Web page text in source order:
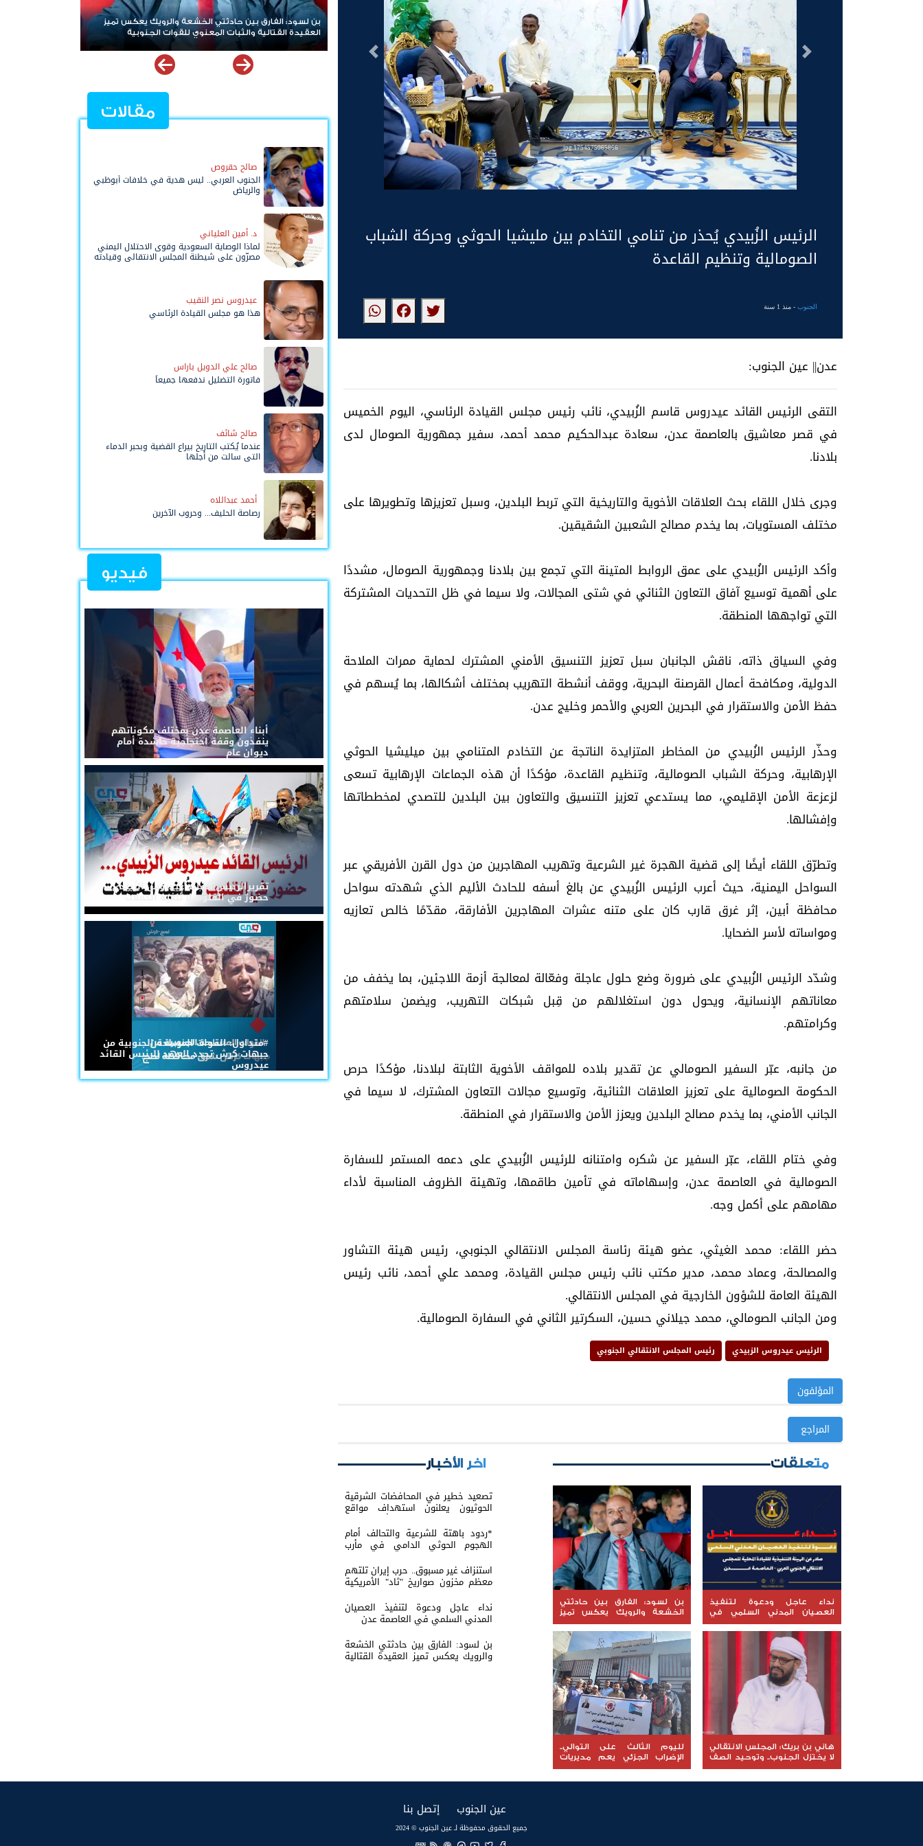
1754575065866.jpg
التالى السابق
الرئيس الزُبيدي يُحذر من تنامي التخادم بين مليشيا الحوثي وحركة الشباب
الصومالية وتنظيم القاعدة
الجنوب- منذ 1 سنة
عدن|| عين الجنوب:
التقى الرئيس القائد عيدروس قاسم الزُبيدي، نائب رئيس مجلس القيادة الرئاسي، اليوم الخميس
في قصر معاشيق بالعاصمة عدن، سعادة عبدالحكيم محمد أحمد، سفير جمهورية الصومال لدى
بلادنا.
وجرى خلال اللقاء بحث العلاقات الأخوية والتاريخية التي تربط البلدين، وسبل تعزيزها وتطويرها على
مختلف المستويات، بما يخدم مصالح الشعبين الشقيقين.
وأكد الرئيس الزُبيدي على عمق الروابط المتينة التي تجمع بين بلادنا وجمهورية الصومال، مشددًا
على أهمية توسيع آفاق التعاون الثنائي في شتى المجالات، ولا سيما في ظل التحديات المشتركة
التي تواجهها المنطقة.
وفي السياق ذاته، ناقش الجانبان سبل تعزيز التنسيق الأمني المشترك لحماية ممرات الملاحة
الدولية، ومكافحة أعمال القرصنة البحرية، ووقف أنشطة التهريب بمختلف أشكالها، بما يُسهم في
حفظ الأمن والاستقرار في البحرين العربي والأحمر وخليج عدن.
وحذّر الرئيس الزُبيدي من المخاطر المتزايدة الناتجة عن التخادم المتنامي بين ميليشيا الحوثي
الإرهابية، وحركة الشباب الصومالية، وتنظيم القاعدة، مؤكدًا أن هذه الجماعات الإرهابية تسعى
لزعزعة الأمن الإقليمي، مما يستدعي تعزيز التنسيق والتعاون بين البلدين للتصدي لمخططاتها
وإفشالها.
وتطرّق اللقاء أيضًا إلى قضية الهجرة غير الشرعية وتهريب المهاجرين من دول القرن الأفريقي عبر
السواحل اليمنية، حيث أعرب الرئيس الزُبيدي عن بالغ أسفه للحادث الأليم الذي شهدته سواحل
محافظة أبين، إثر غرق قارب كان على متنه عشرات المهاجرين الأفارقة، مقدّمًا خالص تعازيه
ومواساته لأسر الضحايا.
وشدّد الرئيس الزُبيدي على ضرورة وضع حلول عاجلة وفعّالة لمعالجة أزمة اللاجئين، بما يخفف من
معاناتهم الإنسانية، ويحول دون استغلالهم من قِبل شبكات التهريب، ويضمن سلامتهم
وكرامتهم.
من جانبه، عبّر السفير الصومالي عن تقدير بلاده للمواقف الأخوية الثابتة لبلادنا، مؤكدًا حرص
الحكومة الصومالية على تعزيز العلاقات الثنائية، وتوسيع مجالات التعاون المشترك، لا سيما في
الجانب الأمني، بما يخدم مصالح البلدين ويعزز الأمن والاستقرار في المنطقة.
وفي ختام اللقاء، عبّر السفير عن شكره وامتنانه للرئيس الزُبيدي على دعمه المستمر للسفارة
الصومالية في العاصمة عدن، وإسهاماته في تأمين طاقمها، وتهيئة الظروف المناسبة لأداء
مهامهم على أكمل وجه.
حضر اللقاء: محمد الغيثي، عضو هيئة رئاسة المجلس الانتقالي الجنوبي، رئيس هيئة التشاور
والمصالحة، وعماد محمد، مدير مكتب نائب رئيس مجلس القيادة، ومحمد علي أحمد، نائب رئيس
الهيئة العامة للشؤون الخارجية في المجلس الانتقالي.
ومن الجانب الصومالي، محمد جيلاني حسين، السكرتير الثاني في السفارة الصومالية.
الرئيس عيدروس الزبيدي رئيس المجلس الانتقالي الجنوبي
المؤلفون
المراجع
متعلقات
نداء عاجل ودعوة لتنفيذ
العصيان المدني السلمي في
العاصمة عدن
بن لسود: الفارق بين حادثتي
الخشعة والرويك يعكس تميز
العقيدة القتالية والثبات
المعنوي للقوات الجنوبية
هاني بن بريك: المجلس الانتقالي
لا يختزل الجنوب.. وتوحيد الصف
للوصول لاستعادة الدولة أولوية
لليوم الثالث على التوالي..
الإضراب الجزئي يعم مديريات
الضالع وسط تأكيد على مواصلة
اخر الأخبار
تصعيد خطير في المحافضات الشرقية
الحوثيون يعلنون استهداف مواقع
عسكرية في حضرموت ومأرب اليمنية
بوابل من الصواريخ والطائرات المسيّرة
*ردود باهتة للشرعية والتحالف أمام
الهجوم الحوثي الدامي في مأرب
استنزاف غير مسبوق.. حرب إيران تلتهم
معظم مخزون صواريخ "ثاد" الأمريكية
نداء عاجل ودعوة لتنفيذ العصيان
المدني السلمي في العاصمة عدن
بن لسود: الفارق بين حادثتي الخشعة
والرويك يعكس تميز العقيدة القتالية
بن لسود: الفارق بين حادثتي الخشعة والرويك يعكس تميز
العقيدة القتالية والثبات المعنوي للقوات الجنوبية
هاني بن بريك: المجلس الانتقالي لا يختزل الجنوب.. وتوحيد
الصف للوصول لاستعادة الدولة أولوية تفرضها الحكمة
مقالات
صالح حقروص
الجنوب العربي.. ليس هدية في خلافات أبوظبي
والرياض
د. أمين العلياني
لماذا الوصاية السعودية وقوى الاحتلال اليمني
مصرّون على شيطنة المجلس الانتقالي وقيادته
عيدروس نصر النقيب
هذا هو مجلس القيادة الرئاسي
صالح علي الدويل باراس
فاتورة التضليل ندفعها جميعاً
صالح شائف
عندما يُكتب التاريخ بيراع القضية وبحبر الدماء
التي سالت من أجلها
أحمد عبداللاه
رصاصة الحليف... وحروب الآخرين
فيديو
أبناء العاصمة عدن بمختلف مكوناتهم
ينفذون وقفة احتجاجية حاشدة أمام
ديوان عام
تقريرالرئيس القائد عيدروس الزُبيدي...
حضورٌ في القلوب لا تُلغيه الحملات
#متداول: القوات المسلحة الجنوبية من
جبهات كرش تجدد العهد للرئيس القائد
عيدروس
عين الجنوب إتصل بنا
جميع الحقوق محفوظة لـ عين الجنوب © 2024